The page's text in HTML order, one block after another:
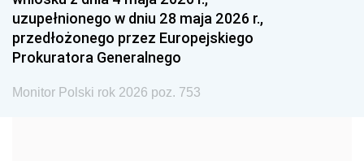
1981 1980 1979
1978 1977
1975 1974
uzupełnionego w dniu 28 maja 2026 r.,
przedłożonego przez Europejskiego
Prokuratora Generalnego
Monitor Polski rok 2026 poz. 753